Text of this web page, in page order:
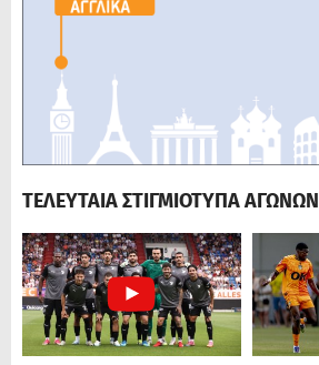
ΤΕΛΕΥΤΑΙΑ ΣΤΙΓΜΙΟΤΥΠΑ ΑΓΩΝΩΝ